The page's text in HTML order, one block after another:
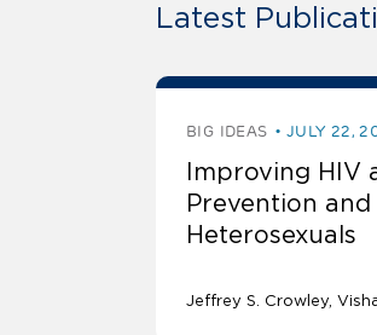
Latest
BIG IDEAS JULY 22,
Improving HIV
Prevention
Heterosexuals
Jeffrey S. Crowley